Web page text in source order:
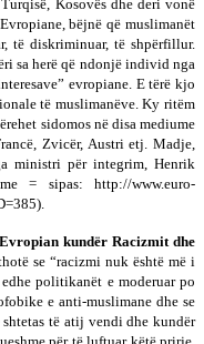
Kosovës dhe deri vonë
bëjnë që muslimanët
të diskriminuar, të shpërfillur.
sa herë që ndonjë individ nga
evropiane. E tërë kjo
të muslimanëve. Ky ritëm
sidomos në disa mediume
Zvicër, Austri etj. Madje,
ministri për integrim, Henrik
= sipas: http://www.euro-
kundër Racizmit dhe
se “racizmi nuk është më i
politikanët e moderuar po
e anti-muslimane dhe se
të atij vendi dhe kundër